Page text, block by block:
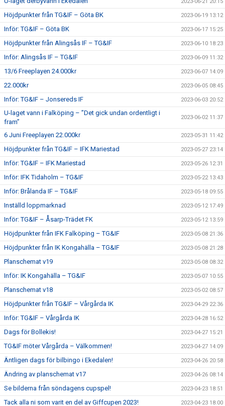
Höjdpunkter från TG&IF – Göta BK 2023-06-19 13:12
Inför: TG&IF – Göta BK 2023-06-17 15:25
Höjdpunkter från Alingsås IF – TG&IF 2023-06-10 18:23
Inför: Alingsås IF – TG&IF 2023-06-09 11:32
13/6 Freeplayen 24.000kr 2023-06-07 14:09
22.000kr 2023-06-05 08:45
Inför: TG&IF – Jonsereds IF 2023-06-03 20:52
U-laget vann i Falköping – ”Det gick undan ordentligt i
fram”
2023-06-02 11:37
6 Juni Freeplayen 22.000kr 2023-05-31 11:42
Höjdpunkter från TG&IF – IFK Mariestad 2023-05-27 23:14
Inför: TG&IF – IFK Mariestad 2023-05-26 12:31
Inför: IFK Tidaholm – TG&IF 2023-05-22 13:43
Inför: Brålanda IF – TG&IF 2023-05-18 09:55
Inställd loppmarknad 2023-05-12 17:49
Inför: TG&IF – Åsarp-Trädet FK 2023-05-12 13:59
Höjdpunkter från IFK Falköping – TG&IF 2023-05-08 21:36
Höjdpunkter från IK Kongahälla – TG&IF 2023-05-08 21:28
Planschemat v19 2023-05-08 08:32
Inför: IK Kongahälla – TG&IF 2023-05-07 10:55
Planschemat v18 2023-05-02 08:57
Höjdpunkter från TG&IF – Vårgårda IK 2023-04-29 22:36
Inför: TG&IF – Vårgårda IK 2023-04-28 16:52
Dags för Bollekis! 2023-04-27 15:21
TG&IF möter Vårgårda – Välkommen! 2023-04-27 14:09
Äntligen dags för bilbingo i Ekedalen! 2023-04-26 20:58
Ändring av planschemat v17 2023-04-26 08:14
Se bilderna från söndagens cupspel! 2023-04-23 18:51
Tack alla ni som varit en del av Giffcupen 2023! 2023-04-23 18:00